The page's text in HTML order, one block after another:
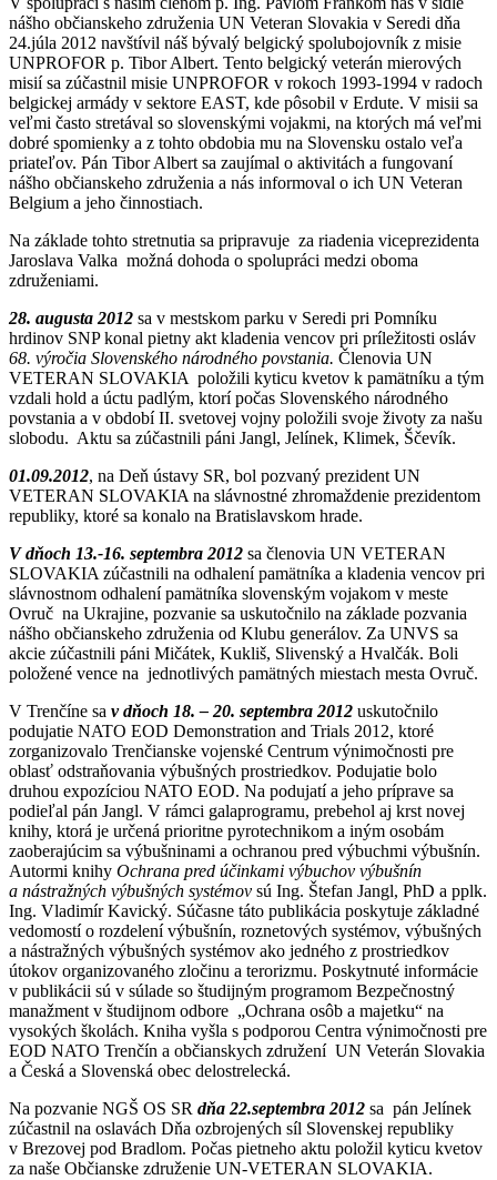
nášho občianskeho združenia UN Veteran Slovakia v Seredi dňa
24.júla 2012 navštívil náš bývalý belgický spolubojovník z misie
UNPROFOR p. Tibor Albert. Tento belgický veterán mierových
misií sa zúčastnil misie UNPROFOR v rokoch 1993-1994 v radoch
belgickej armády v sektore EAST, kde pôsobil v Erdute. V misii sa
veľmi často stretával so slovenskými vojakmi, na ktorých má veľmi
dobré spomienky a z tohto obdobia mu na Slovensku ostalo veľa
priateľov. Pán Tibor Albert sa zaujímal o aktivitách a fungovaní
nášho občianskeho združenia a nás informoval o ich UN Veteran
Belgium a jeho činnostiach.
Na základe tohto stretnutia sa pripravuje za riadenia viceprezidenta
Jaroslava Valka možná dohoda o spolupráci medzi oboma
združeniami.
28. augusta 2012 sa v mestskom parku v Seredi pri Pomníku
hrdinov SNP konal pietny akt kladenia vencov pri príležitosti osláv
68. výročia Slovenského národného povstania. Členovia UN
VETERAN SLOVAKIA položili kyticu kvetov k pamätníku a tým
vzdali hold a úctu padlým, ktorí počas Slovenského národného
povstania a v období II. svetovej vojny položili svoje životy za našu
slobodu. Aktu sa zúčastnili páni Jangl, Jelínek, Klimek, Ščevík.
01.09.2012, na Deň ústavy SR, bol pozvaný prezident UN
VETERAN SLOVAKIA na slávnostné zhromaždenie prezidentom
republiky, ktoré sa konalo na Bratislavskom hrade.
V dňoch 13.-16. septembra 2012 sa členovia UN VETERAN
SLOVAKIA zúčastnili na odhalení pamätníka a kladenia vencov pri
slávnostnom odhalení pamätníka slovenským vojakom v meste
Ovruč na Ukrajine, pozvanie sa uskutočnilo na základe pozvania
nášho občianskeho združenia od Klubu generálov. Za UNVS sa
akcie zúčastnili páni Mičátek, Kukliš, Slivenský a Hvalčák. Boli
položené vence na jednotlivých pamätných miestach mesta Ovruč.
V Trenčíne sa v dňoch 18. – 20. septembra 2012 uskutočnilo
podujatie NATO EOD Demonstration and Trials 2012, ktoré
zorganizovalo Trenčianske vojenské Centrum výnimočnosti pre
oblasť odstraňovania výbušných prostriedkov. Podujatie bolo
druhou expozíciou NATO EOD. Na podujatí a jeho príprave sa
podieľal pán Jangl. V rámci galaprogramu, prebehol aj krst novej
knihy, ktorá je určená prioritne pyrotechnikom a iným osobám
zaoberajúcim sa výbušninami a ochranou pred výbuchmi výbušnín.
Autormi knihy Ochrana pred účinkami výbuchov výbušnín
a nástražných výbušných systémov sú Ing. Štefan Jangl, PhD a pplk.
Ing. Vladimír Kavický. Súčasne táto publikácia poskytuje základné
vedomostí o rozdelení výbušnín, roznetových systémov, výbušných
a nástražných výbušných systémov ako jedného z prostriedkov
útokov organizovaného zločinu a terorizmu. Poskytnuté informácie
v publikácii sú v súlade so študijným programom Bezpečnostný
manažment v študijnom odbore „Ochrana osôb a majetku“ na
vysokých školách. Kniha vyšla s podporou Centra výnimočnosti pre
EOD NATO Trenčín a občianskych združení UN Veterán Slovakia
a Česká a Slovenská obec delostrelecká.
Na pozvanie NGŠ OS SR dňa 22.septembra 2012 sa pán Jelínek
zúčastnil na oslavách Dňa ozbrojených síl Slovenskej republiky
v Brezovej pod Bradlom. Počas pietneho aktu položil kyticu kvetov
za naše Občianske združenie UN-VETERAN SLOVAKIA.